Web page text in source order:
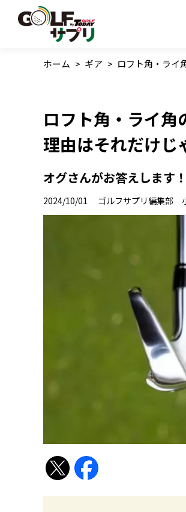
ホーム > ギア > ロフト角・ライ
ロフト角・ライ角
理由はそれだけじ
オグさんがお答えします！
2024/10/01 ゴルフサプリ編集部